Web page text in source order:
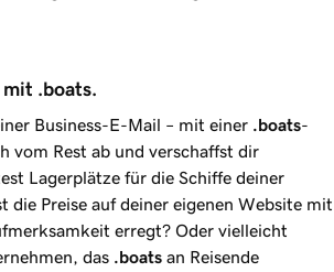
mit .boats.
Business-E-Mail – mit einer .boats-
vom Rest ab und verschaffst dir
Lagerplätze für die Schiffe deiner
die Preise auf deiner eigenen Website mit
erregt? Oder vielleicht
das .boats an Reisende